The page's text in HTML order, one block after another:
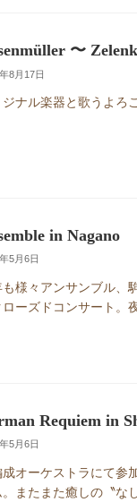
〜
8月17日
ジナル楽器と歌うよろ
in Nagano
5月6日
も様々アンサンブル、
ローズドコンサート。
Requiem in
5月6日
成オーケストラにて参
。またまた癒しの〝な